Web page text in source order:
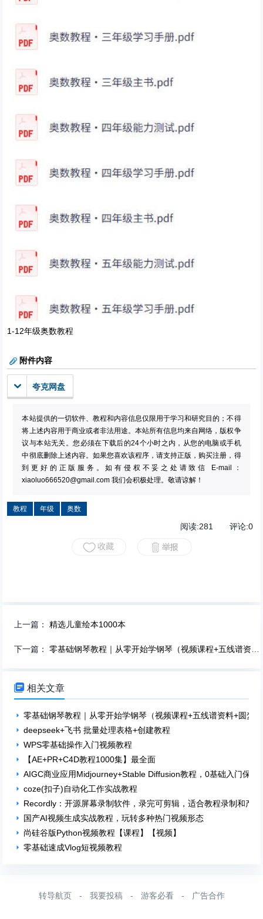
1-12年级奥数教程
附件内容
夸克网盘
本站提供的一切软件、教程和内容信息仅限用于学习和研究目的；不得
将上述内容用于商业或者非法用途。本站所有信息均来自网络，版权争
议与本站无关。您必须在下载后的24个小时之内，从您的电脑或手机
中彻底删除上述内容。如果您喜欢该程序，请支持正版，购买注册，得
到更好的正版服务。如有侵权不妥之处请致信 E-mail：
xiaoluo666520@gmail.com 我们会积极处理。敬请谅解！
教程 年级 奥数
阅读:281 评论:0
上一篇：精选儿童绘本1000本
下一篇：零基础钢琴教程｜从零开始学钢琴（视频课程+五线谱资料+圆梦钢琴）
 相关文章
零基础钢琴教程｜从零开始学钢琴（视频课程+五线谱资料+圆梦
deepseek+飞书 批量处理表格+创建教程
WPS零基础操作入门视频教程
【AE+PR+C4D教程1000集】最全面
AIGC商业应用Midjourney+Stable Diffusion教程，0基础入门保姆
coze(扣子)自动化工作实战教程
Recordly：开源屏幕录制软件，录完可剪辑，适合教程录制和产
国产AI视频生成实战教程，玩转多种热门视频形态
尚硅谷版Python视频教程【课程】【视频】
零基础速成Vlog短视频教程
转导航页 - 我要投稿 - 游客必看 - 广告合作